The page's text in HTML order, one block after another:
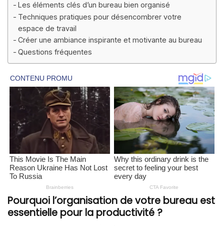
Les éléments clés d’un bureau bien organisé
Techniques pratiques pour désencombrer votre
espace de travail
Créer une ambiance inspirante et motivante au bureau
Questions fréquentes
Pourquoi l’organisation de votre bureau est
essentielle pour la productivité ?